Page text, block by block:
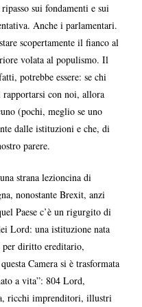
sui fondamenti e sui
Anche i parlamentari.
scopertamente il fianco al
volata al populismo. Il
potrebbe essere: se chi
con noi, allora
(pochi, meglio se uno
dalle istituzioni e che, di
parere.
strana lezioncina di
nonostante Brexit, anzi
Paese c’è un rigurgito di
Lord: una istituzione nata
per diritto ereditario,
Camera si è trasformata
a vita”: 804 Lord,
ricchi imprenditori, illustri